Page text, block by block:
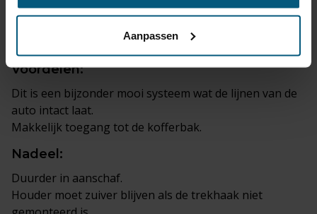
Aanpassen
-bij een verticaal afneembare trekhaak is na afname
Voordelen:
Dit is een bijzonder mooi systeem wat de lijnen van de
auto intact laat.
Makkelijk toegang tot de kofferbak.
Nadeel:
Duurder in aanschaf.
Houder moet zuiver blijven als de trekhaak niet